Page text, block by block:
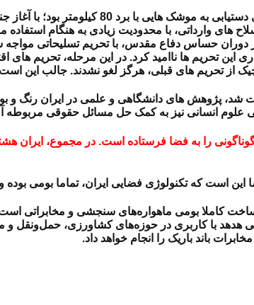
، با توجه به اینکه در دوران پهلوی،
های وارداتی، با محدودیت زیادی به هنگام استفاده
دوران حساس دفاع مقدس، با تحریم تسلیحاتی
تحریم ها ناامید کرد. در این مرحله، تحریم های
از تحریم های قبلی، هرگز لغو نشدند. جالب این
شد، پژوهش های دانشگاهی و علمی در ایران رنگ و
علوم انسانی نیز به کمک حل مسائل حقوقی مربوطه
را به فضا فرستاده است. در مجموع، ایران
این است که تکنولوژی فضایی ایران، تماما بومی
کاملا بومی ماهواره‌های سنجشی و مخابراتی
هدهد با کاربری در حوزه‌های کشاورزی، حمل‌ونقل و
باند باریک را انجام خواهد داد.